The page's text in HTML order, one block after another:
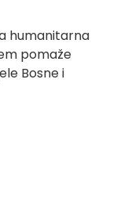
humanitarna
pomaže
Bosne i